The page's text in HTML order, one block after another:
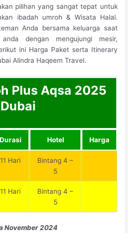
pilihan yang sangat tepat untuk
ibadah umroh & Wisata Halal.
Anda bersama keluarga saat
dengan mengujungi mesir,
ini Harga Paket serta Itinerary
Alindra Haqeem Travel.
Plus Aqsa 2025
Dubai
Durasi Hotel Harga
11 Hari
Bintang 4 –
5
11 Hari
Bintang 4 –
5
November 2024